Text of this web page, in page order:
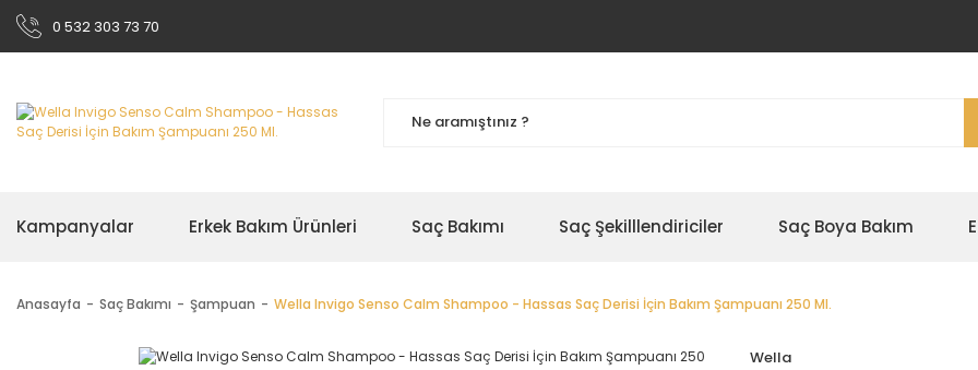
0 532 303 73 70
Kampanyalar Erkek Bakım Ürünleri Saç Bakımı Saç Şekilllendiriciler Saç Boya Bakım
Anasayfa Saç Bakımı Şampuan Wella Invigo Senso Calm Shampoo - Hassas Saç Derisi İçin Bakım Şampuanı 250 Ml.
Wella